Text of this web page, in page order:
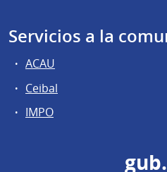
Servicios a la
ACAU
Ceibal
IMPO